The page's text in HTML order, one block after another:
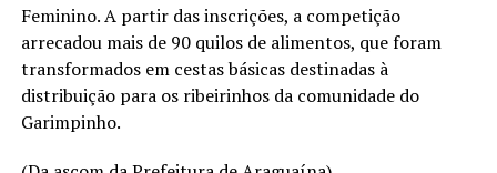
Feminino. A partir das inscrições, a competição
arrecadou mais de 90 quilos de alimentos, que foram
transformados em cestas básicas destinadas à
distribuição para os ribeirinhos da comunidade do
Garimpinho.